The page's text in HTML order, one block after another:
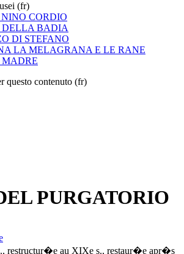
(fr)
CORDIO
DELLA BADIA
DI STEFANO
LA MELAGRANA E LE RANE
MADRE
questo contenuto (fr)
PURGATORIO
restructur�e au XIXe s., restaur�e apr�s